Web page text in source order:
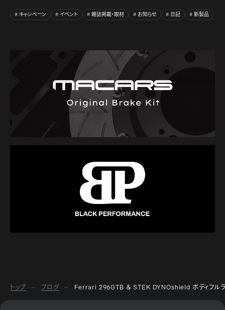
キャンペーン イベント 雑誌掲載・取材 お知らせ 日記 新製品
トップ ブログ Ferrari 296GTB ＆ STEK DYNOshield ボディフル